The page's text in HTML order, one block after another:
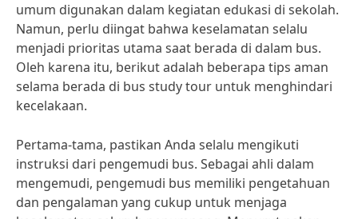
umum digunakan dalam kegiatan edukasi di sekolah.
Namun, perlu diingat bahwa keselamatan selalu
menjadi prioritas utama saat berada di dalam bus.
Oleh karena itu, berikut adalah beberapa tips aman
selama berada di bus study tour untuk menghindari
kecelakaan.
Pertama-tama, pastikan Anda selalu mengikuti
instruksi dari pengemudi bus. Sebagai ahli dalam
mengemudi, pengemudi bus memiliki pengetahuan
dan pengalaman yang cukup untuk menjaga